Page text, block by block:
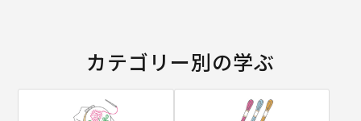
カテゴリー別の学ぶ